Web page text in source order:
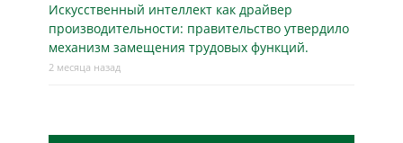
Искусственный интеллект как драйвер
производительности: правительство утвердило
механизм замещения трудовых функций.
2 месяца назад